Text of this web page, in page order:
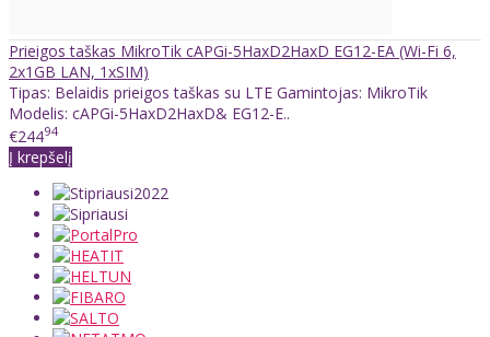
Prieigos taškas MikroTik cAPGi-5HaxD2HaxD EG12-EA (Wi-Fi 6,
2x1GB LAN, 1xSIM)
Tipas: Belaidis prieigos taškas su LTE Gamintojas: MikroTik
Modelis: cAPGi-5HaxD2HaxD& EG12-E..
€24494
Į krepšelį